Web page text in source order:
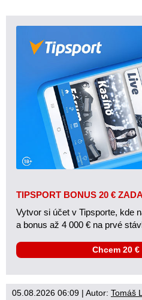
TIPSPORT BONUS 20 €
Vytvor si účet v Tipsporte, kde
a bonus až 4 000 € na prvé
Chcem 20 €
05.08.2026 06:09 | Autor: Tomáš